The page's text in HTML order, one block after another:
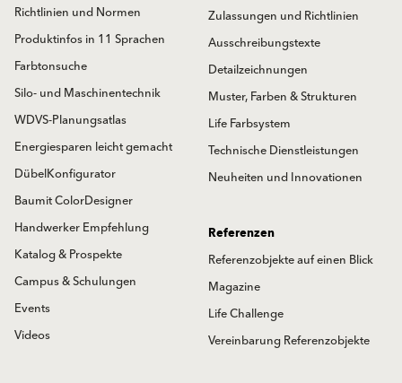
Richtlinien und Normen
Produktinfos in 11 Sprachen
Farbtonsuche
Silo- und Maschinentechnik
WDVS-Planungsatlas
Energiesparen leicht gemacht
DübelKonfigurator
Baumit ColorDesigner
Handwerker Empfehlung
Katalog & Prospekte
Campus & Schulungen
Events
Videos
Zulassungen und Richtlinien
Ausschreibungstexte
Detailzeichnungen
Muster, Farben & Strukturen
Life Farbsystem
Technische Dienstleistungen
Neuheiten und Innovationen
Referenzen
Referenzobjekte auf einen Blick
Magazine
Life Challenge
Vereinbarung Referenzobjekte